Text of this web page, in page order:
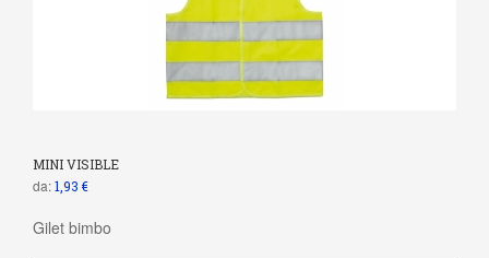
MINI VISIBLE
da:1,93 €
Gilet bimbo